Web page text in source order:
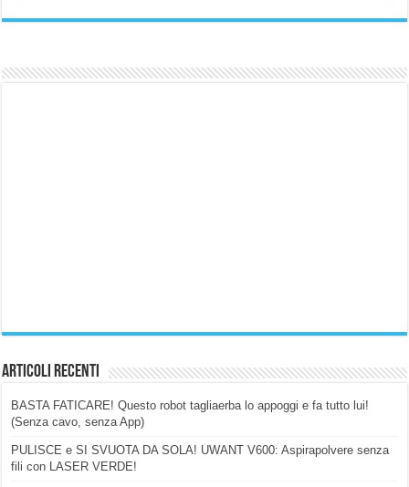
Articoli Recenti
BASTA FATICARE! Questo robot tagliaerba lo appoggi e fa tutto lui!
(Senza cavo, senza App)
PULISCE e SI SVUOTA DA SOLA! UWANT V600: Aspirapolvere senza
fili con LASER VERDE!